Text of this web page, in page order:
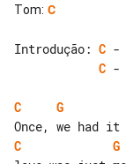
Tom: C
Introdução: C -
C -
C G
C
G